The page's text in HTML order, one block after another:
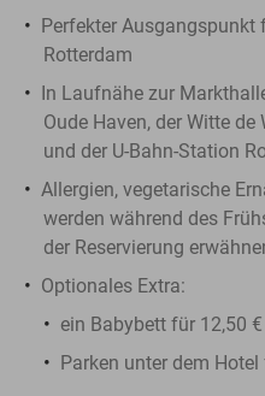
Perfekter Ausgangspunkt
Rotterdam
In Laufnähe zur
Oude Haven, der Witte
und der U-Bahn-Station
Allergien, vegetarische
werden während des
der Reservierung
Optionales Extra:
ein Babybett für 12,50
Parken unter dem